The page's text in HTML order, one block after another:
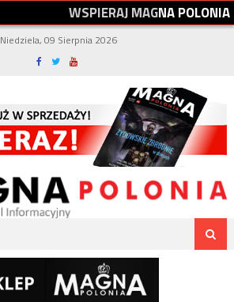
WSPIERAJMAGNAPOLONIA
Niedziela, 09 Sierpnia 2026